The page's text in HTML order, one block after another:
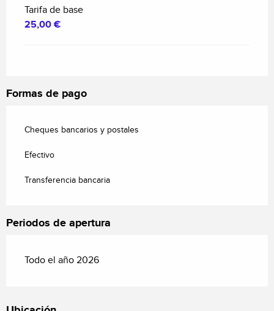
Tarifa de base
25,00 €
Formas de pago
Cheques bancarios y postales
Efectivo
Transferencia bancaria
Periodos de apertura
Todo el año 2026